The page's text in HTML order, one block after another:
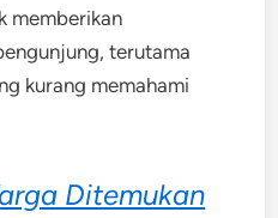
memberikan
terutama
kurang memahami
Ditemukan